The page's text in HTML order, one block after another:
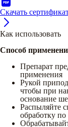
Скачать
Как использовать
Способ
Препарат
применения
Рукой
чтобы при
основание
Распыляйте
обработку